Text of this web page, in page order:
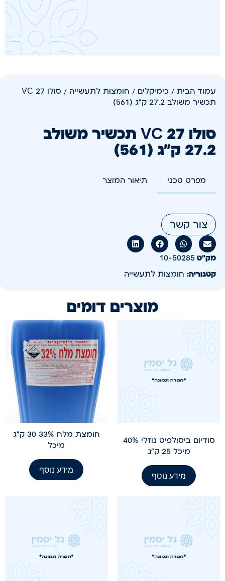
עמוד הבית / כימיקלים / חומצות לתעשייה
/ סולו VC 27
תכשיר משולב 27.2 ק"ג (561)
סולו VC 27 תכשיר משולב
27.2 ק"ג (561)
מפרט טכני תיאור המוצר
צור קשר
מק״ט 10-50285
קטגוריה: חומצות לתעשייה
מוצרים דומים
סודיום ביסולפיט נוזלי 40%
מיכל 25 ק"ג
מידע נוסף
חומצת מלח 33% 30 ק"ג
מיכל
מידע נוסף